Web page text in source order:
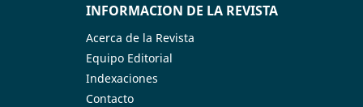
INFORMACION DE LA REVISTA
Acerca de la Revista
Equipo Editorial
Indexaciones
Contacto